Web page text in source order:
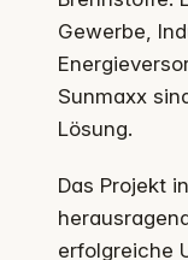
Gewerbe,
Sunmaxx
Lösung.
Das Projekt
erfolgreiche